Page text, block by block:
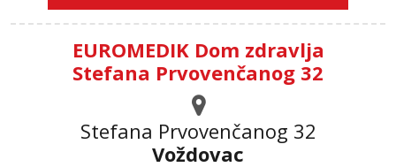
EUROMEDIK Dom zdravlja
Stefana Prvovenčanog 32
Stefana Prvovenčanog 32
Voždovac